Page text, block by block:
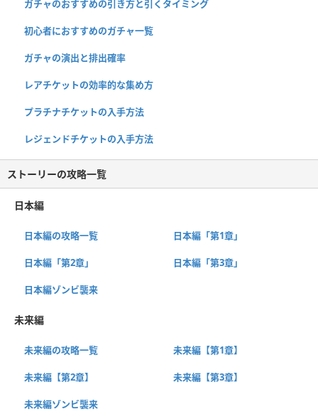
ガチャのおすすめの引き方と引くタイミング
初心者におすすめのガチャ一覧
ガチャの演出と排出確率
レアチケットの効率的な集め方
プラチナチケットの入手方法
レジェンドチケットの入手方法
ストーリーの攻略一覧
日本編
日本編の攻略一覧 日本編「第1章」
日本編「第2章」 日本編「第3章」
日本編ゾンビ襲来
未来編
未来編の攻略一覧 未来編【第1章】
未来編【第2章】 未来編【第3章】
未来編ゾンビ襲来